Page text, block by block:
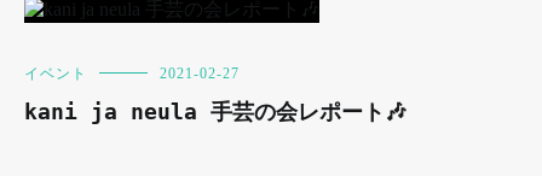
イベント 2021-02-27
kani ja neula 手芸の会レポート🎶